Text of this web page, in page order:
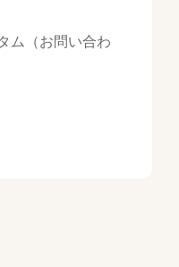
ム（お問い合わ